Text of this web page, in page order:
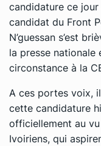
candidature ce
candidat du Front
N’guessan s’est
la presse nationale
circonstance à la
A ces portes voix,
cette candidature
officiellement au
Ivoiriens, qui